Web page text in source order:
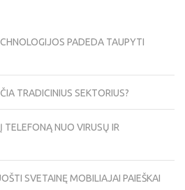
PADEDA TAUPYTI
TRADICINIUS SEKTORIUS?
NUO VIRUSŲ IR
SVETAINĘ MOBILIAJAI PAIEŠKAI